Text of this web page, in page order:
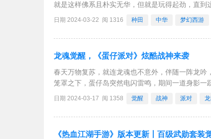
就是这样佛系且朴实无华，但就是玩得起劲，直到
今，即便已经长大当了社畜的我，还是会被“种田”“
日期 2024-03-22 阅 1316 种田 中华 梦幻西游
龙魂觉醒，《蛋仔派对》炫酷战神来袭
春天万物复苏，就连龙魂也不意外，伴随一阵龙
笼罩之下，蛋仔岛突然电闪雷鸣，期间一道身影一
神>被唤醒，连大地也为之震颤。在这样十分炫酷酷
日期 2024-03-17 阅 1358 觉醒 战神 派对
《热血江湖手游》版本更新丨百级武勋套装